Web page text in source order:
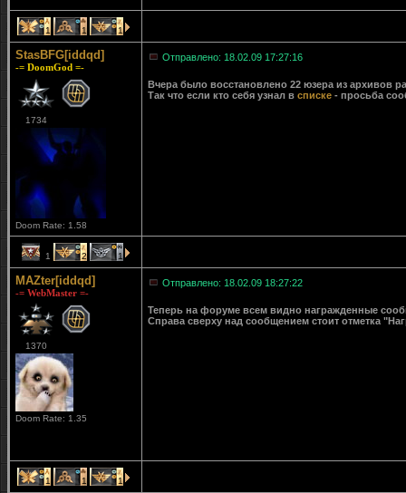
1 1 1
StasBFG[iddqd]
-= DoomGod =-
1734
Doom Rate: 1.58
Отправлено: 18.02.09 17:27:16
Вчера было восстановлено 22 юзера из архивов
Так что если кто себя узнал в списке - просьба
1 2 1
MAZter[iddqd]
-= WebMaster =-
1370
Doom Rate: 1.35
Отправлено: 18.02.09 18:27:22
Теперь на форуме всем видно награжденные
Справа сверху над сообщением стоит отметка
1 1 1